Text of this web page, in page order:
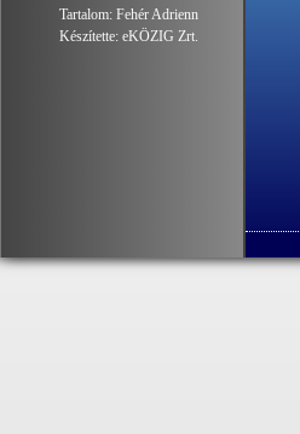
Tartalom: Fehér Adrienn
Készítette: eKÖZIG Zrt.